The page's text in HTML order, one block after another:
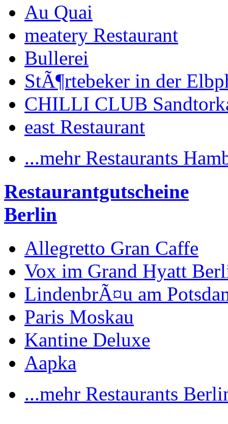
Au Quai
meatery Restaurant
Bullerei
StÃ¶rtebeker in der
CHILLI CLUB
east Restaurant
...mehr Restaurants
Restaurantgutscheine
Berlin
Allegretto Gran Caffe
Vox im Grand Hyatt
LindenbrÃ¤u am
Paris Moskau
Kantine Deluxe
Aapka
...mehr Restaurants